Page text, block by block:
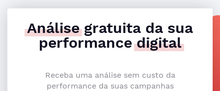
Análisegratuita da sua
performancedigital
Receba uma análise sem custo da
performance da suas campanhas